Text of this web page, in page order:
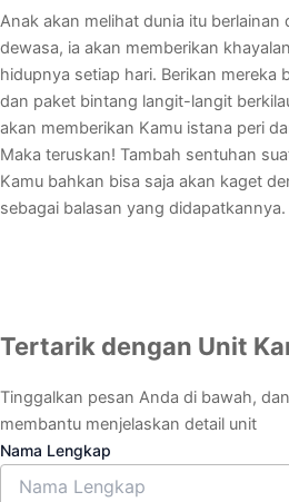
Anak akan melihat dunia itu
dewasa, ia akan memberikan
hidupnya setiap hari. Berikan mereka
dan paket bintang langit-langit
akan memberikan Kamu istana peri
Maka teruskan! Tambah sentuhan
Kamu bahkan bisa saja akan kaget
sebagai balasan yang didapatkannya.
Tertarik dengan Unit
Tinggalkan pesan Anda di bawah,
membantu menjelaskan detail unit
Nama Lengkap